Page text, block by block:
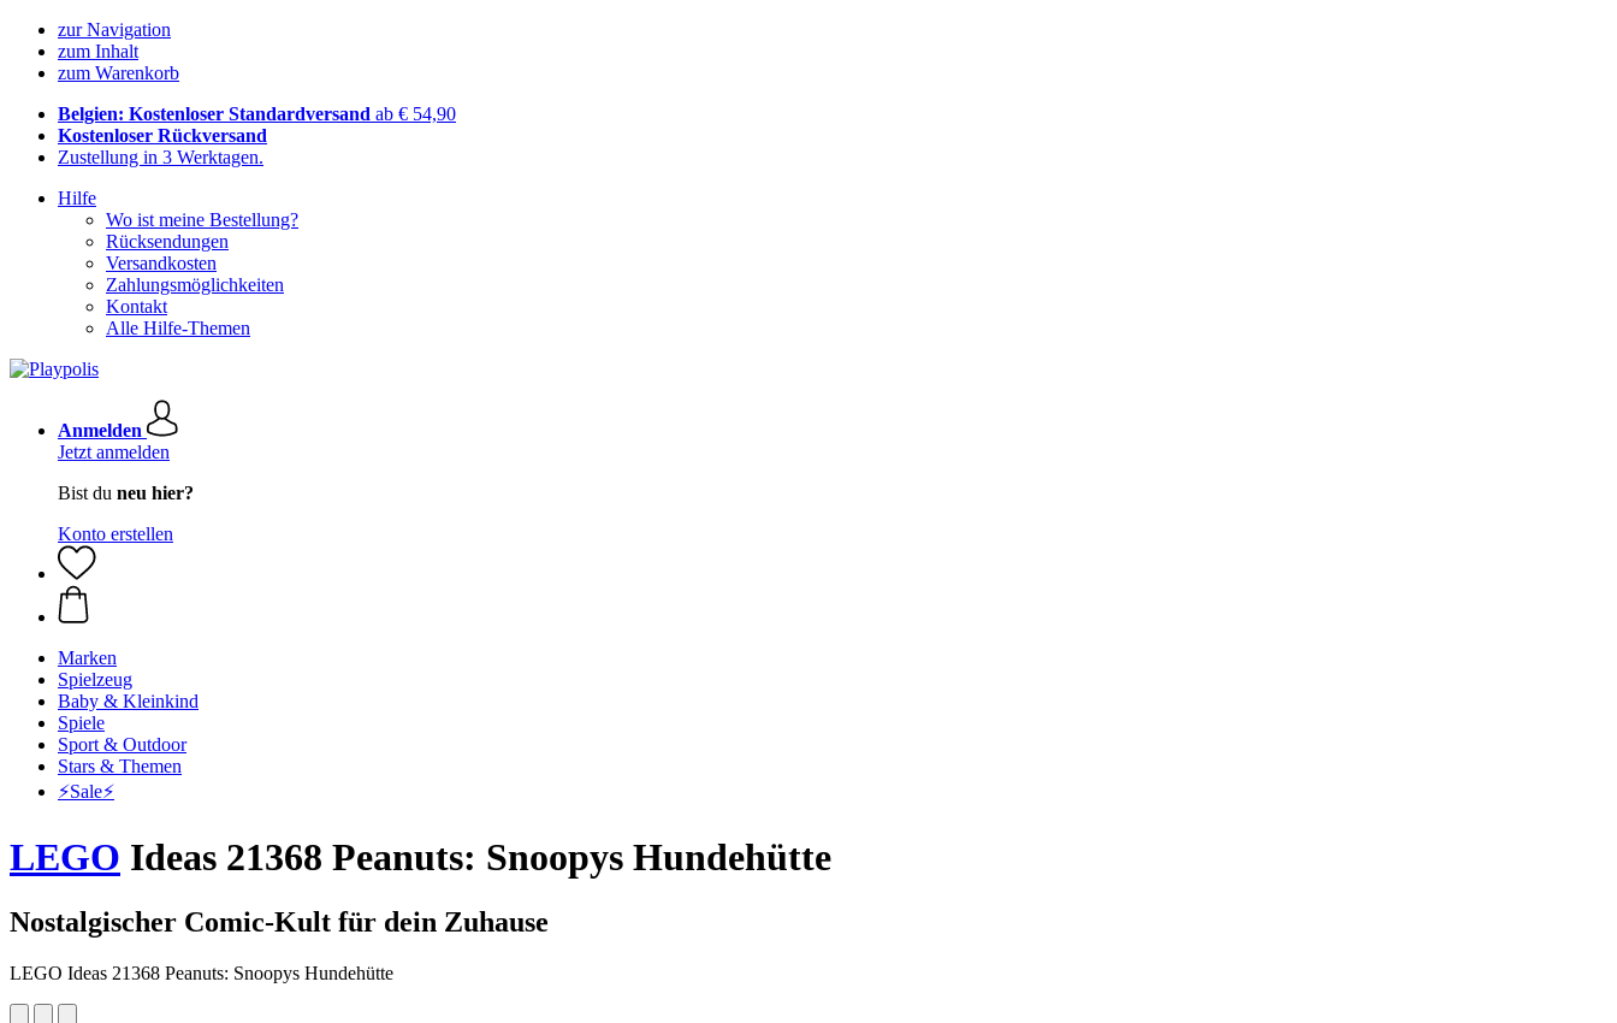
zur Navigation
zum Inhalt
zum Warenkorb
Belgien: Kostenloser Standardversand ab € 54,90
Kostenloser Rückversand
Zustellung in 3 Werktagen.
Hilfe
Wo ist meine Bestellung?
Rücksendungen
Versandkosten
Zahlungsmöglichkeiten
Kontakt
Alle Hilfe-Themen
Anmelden
Jetzt anmelden
Bist du neu hier?
Konto erstellen
Marken
Spielzeug
Baby & Kleinkind
Spiele
Sport & Outdoor
Stars & Themen
⚡️Sale⚡️
LEGO Ideas 21368 Peanuts: Snoopys Hundehütte
Nostalgischer Comic-Kult für dein Zuhause
LEGO Ideas 21368 Peanuts: Snoopys Hundehütte